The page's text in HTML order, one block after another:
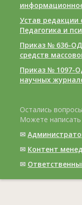
Устав редакции
Педагогика и
Приказ № 636-
средств
Приказ № 1097-
научных
Остались
Можете
✉
✉ Контент
✉